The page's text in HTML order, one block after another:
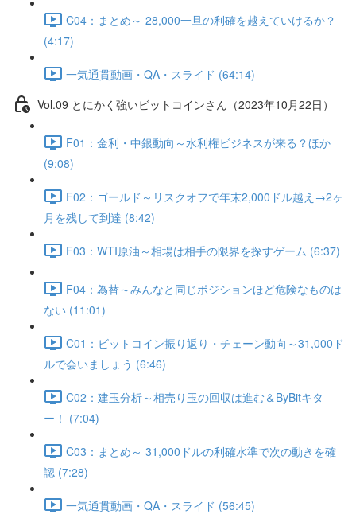
C04：まとめ～ 28,000一旦の利確を越えていけるか？
(4:17)
一気通貫動画・QA・スライド (64:14)
Vol.09 とにかく強いビットコインさん（2023年10月22日）
F01：金利・中銀動向～水利権ビジネスが来る？ほか
(9:08)
F02：ゴールド～リスクオフで年末2,000ドル越え→2ヶ
月を残して到達 (8:42)
F03：WTI原油～相場は相手の限界を探すゲーム (6:37)
F04：為替～みんなと同じポジションほど危険なものは
ない (11:01)
C01：ビットコイン振り返り・チェーン動向～31,000ド
ルで会いましょう (6:46)
C02：建玉分析～相売り玉の回収は進む＆ByBitキタ
ー！ (7:04)
C03：まとめ～ 31,000ドルの利確水準で次の動きを確
認 (7:28)
一気通貫動画・QA・スライド (56:45)